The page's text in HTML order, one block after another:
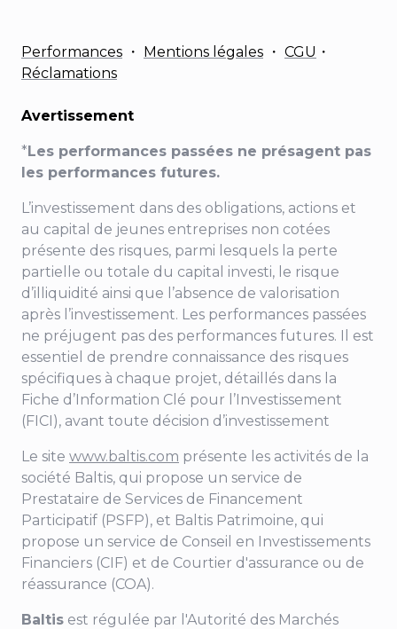
Performances ・ Mentions légales ・ CGU ・
Réclamations
Avertissement
*Les performances passées ne présagent pas
les performances futures.
L’investissement dans des obligations, actions et
au capital de jeunes entreprises non cotées
présente des risques, parmi lesquels la perte
partielle ou totale du capital investi, le risque
d’illiquidité ainsi que l’absence de valorisation
après l’investissement. Les performances passées
ne préjugent pas des performances futures. Il est
essentiel de prendre connaissance des risques
spécifiques à chaque projet, détaillés dans la
Fiche d’Information Clé pour l’Investissement
(FICI), avant toute décision d’investissement
Le site www.baltis.com présente les activités de la
société Baltis, qui propose un service de
Prestataire de Services de Financement
Participatif (PSFP), et Baltis Patrimoine, qui
propose un service de Conseil en Investissements
Financiers (CIF) et de Courtier d'assurance ou de
réassurance (COA).
Baltis est régulée par l'Autorité des Marchés